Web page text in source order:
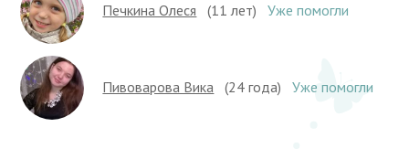
Печкина Олеся (11 лет) Уже помогли
Пивоварова Вика (24 года) Уже помогли